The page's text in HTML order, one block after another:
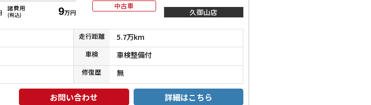
諸費用
(税込) 9万円
中古車
久御山店
走行距離 5.7万km
車検 車検整備付
修復歴 無
お問い合わせ 詳細はこちら